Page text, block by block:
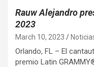
Rauw Alejandro
2023
March 10, 2023
Orlando, FL – El
premio Latin